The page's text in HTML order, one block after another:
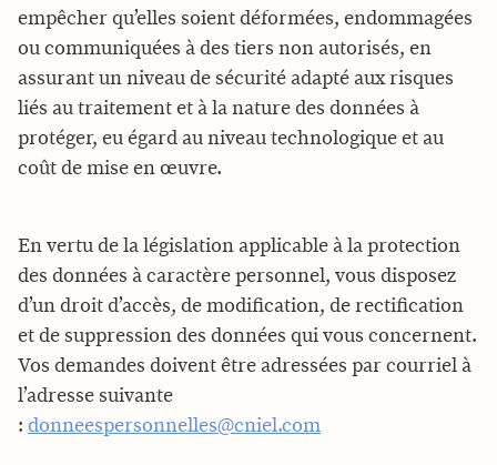
empêcher qu’elles soient déformées, endommagées
ou communiquées à des tiers non autorisés, en
assurant un niveau de sécurité adapté aux risques
liés au traitement et à la nature des données à
protéger, eu égard au niveau technologique et au
coût de mise en œuvre.
En vertu de la législation applicable à la protection
des données à caractère personnel, vous disposez
d’un droit d’accès, de modification, de rectification
et de suppression des données qui vous concernent.
Vos demandes doivent être adressées par courriel à
l’adresse suivante
: donneespersonnelles@cniel.com